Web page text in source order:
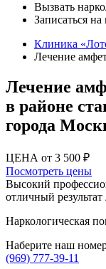
Вызвать
Записаться
Клиника
Лечение
Лечение
в районе
города
ЦЕНА от 3 500 ₽
Посмотреть цены
Высокий
отличный результат
Наркологическая
Наберите наш
(969) 777-39-11